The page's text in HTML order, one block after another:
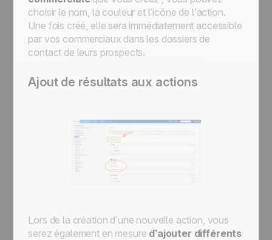
choisir le nom, la couleur et l’icône de l’action.
Une fois créé, elle sera immédiatement accessible
par vos commerciaux dans les dossiers de
contact de leurs prospects.
Ajout de résultats aux actions
Lors de la création d’une nouvelle action, vous
serez également en mesure d’ajouter différents